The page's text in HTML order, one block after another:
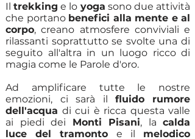
Iltrekking e lo yoga sono due attività
che portano benefici alla mente e al
corpo, creano atmosfere conviviali e
rilassanti soprattutto se svolte una di
seguito all'altra in un luogo ricco di
magia come le Parole d'oro.
Ad amplificare tutte le nostre
emozioni, ci sarà ilfluido
rumore
dell'acqua di cui è ricca questa valle
ai piedi dei Monti Pisani, la calda
luce del tramonto e il melodico